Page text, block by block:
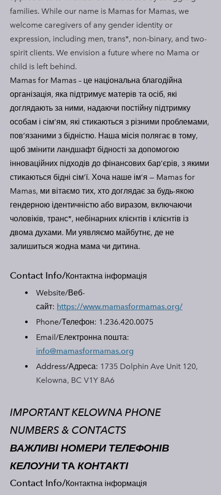
families. While our name is Mamas for Mamas, we
welcome caregivers of any gender identity or
expression, including men, trans*, non-binary, and two-
spirit clients. We envision a future where no Mama or
child is left behind.
Mamas for Mamas – це національна благодійна
організація, яка підтримує матерів та осіб, які
доглядають за ними, надаючи постійну підтримку
особам і сім’ям, які стикаються з різними проблемами,
пов’язаними з бідністю. Наша місія полягає в тому,
щоб змінити ландшафт бідності за допомогою
інноваційних підходів до фінансових бар’єрів, з якими
стикаються бідні сім’ї. Хоча наше ім’я — Mamas for
Mamas, ми вітаємо тих, хто доглядає за будь-якою
гендерною ідентичністю або виразом, включаючи
чоловіків, транс*, небінарних клієнтів і клієнтів із
двома духами. Ми уявляємо майбутнє, де не
залишиться жодна мама чи дитина.
Contact Info/Контактна інформація
Website/Веб-
сайт: https://www.mamasformamas.org/
Phone/Телефон: 1.236.420.0075
Email/Eлектронна пошта:
info@mamasformamas.org
Address/Адреса: 1735 Dolphin Ave Unit 120,
Kelowna, BC V1Y 8A6
IMPORTANT KELOWNA PHONE
NUMBERS & CONTACTS
ВАЖЛИВІ НОМЕРИ ТЕЛЕФОНІВ
КЕЛОУНИТА КОНТАКТІ
Contact Info/Контактна інформація